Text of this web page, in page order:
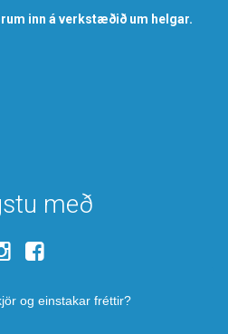
inn á verkstæðið um helgar.
með
og einstakar fréttir?